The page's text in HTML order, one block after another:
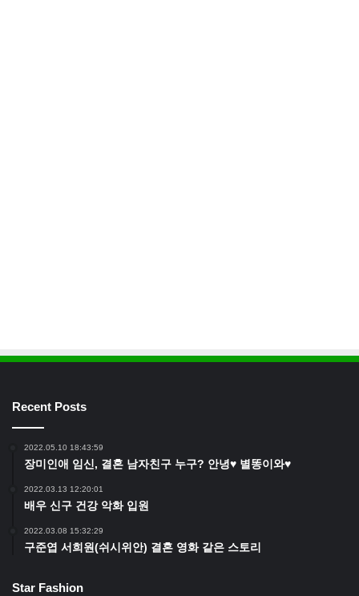
Recent Posts
2022.05.10 18:43:59
장미인애 임신, 결혼 남자친구 누구? 안녕♥ 별똥이와♥
2022.03.13 12:20:01
배우 신구 건강 악화 입원
2022.03.08 15:32:29
구준엽 서희원(쉬시위안) 결혼 영화 같은 스토리
Star Fashion